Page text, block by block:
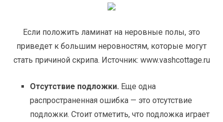
Если положить ламинат на неровные полы, это
приведет к большим неровностям, которые могут
стать причиной скрипа. Источник: www.vashcottage.ru
Отсутствие подложки. Еще одна
распространенная ошибка — это отсутствие
подложки. Стоит отметить, что подложка играет